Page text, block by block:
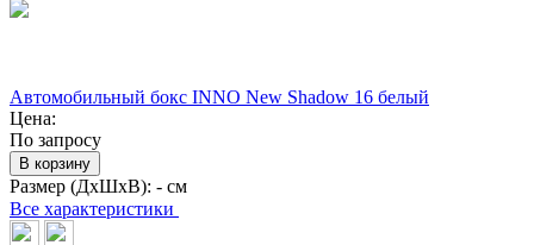
Автомобильный бокс INNO New Shadow 16 белый
Цена:
По запросу
В корзину
Размер (ДхШхВ): - см
Все характеристики